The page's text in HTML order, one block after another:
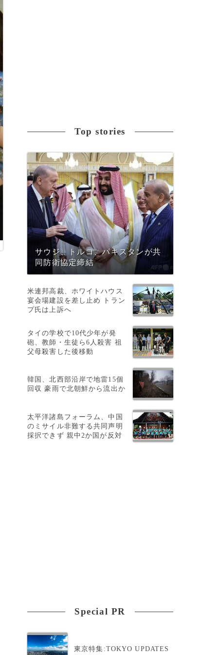
Top stories
サウジ、トルコ、パキスタンが共
同防衛協定締結
米連邦高裁、ホワイトハウス
宴会場建設を差し止め トラン
プ氏は上訴へ
タイの学校で10代少年が発
砲、教師・生徒ら6人殺害 祖
父母殺害した後移動
韓国、北西部沿岸で地雷15個
回収 豪雨で北朝鮮から流出か
太平洋諸島フォーラム、中国
のミサイル非難する共同声明
採択できず 親中2か国が反対
Special PR
東京特集:TOKYO UPDATES